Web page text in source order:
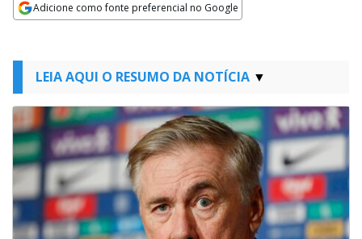
Adicione como fonte preferencial no Google
LEIA AQUI O RESUMO DA NOTÍCIA